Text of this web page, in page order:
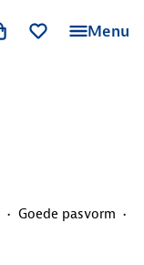
Menu
Goede pasvorm